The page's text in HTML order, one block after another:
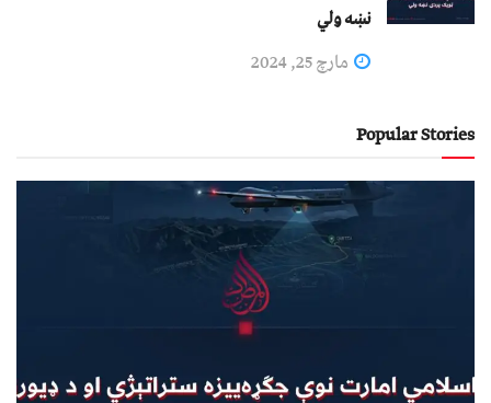
نښه ولي
مارچ 25, 2024
Popular Stories